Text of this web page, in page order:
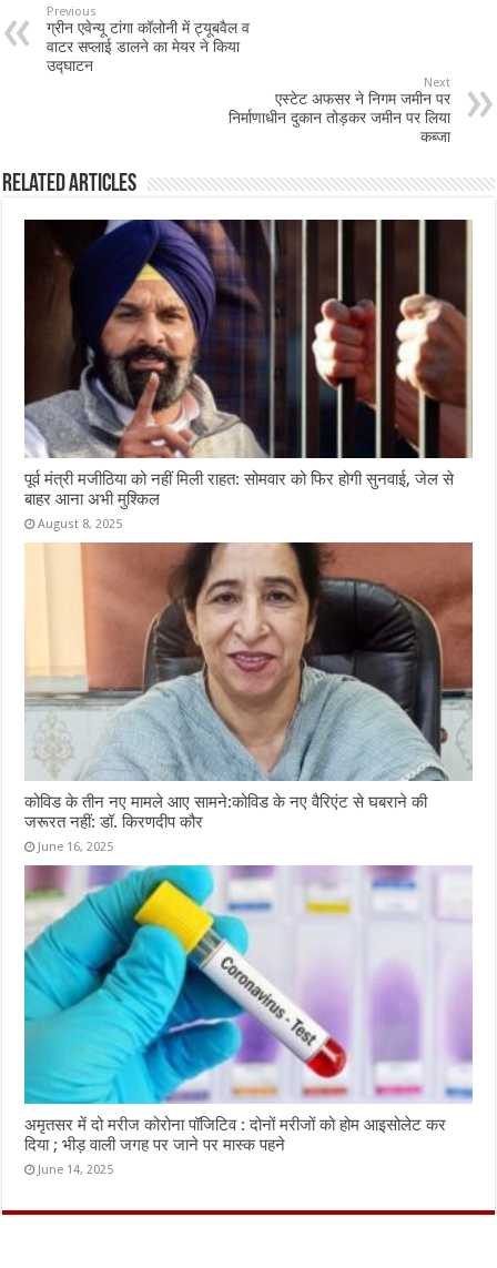
b
o
o
sA
p
Previous
ग्रीन एवेन्यू टांगा कॉलोनी में ट्यूबवैल व
वाटर सप्लाई डालने का मेयर ने किया
उद्घाटन
Next
एस्टेट अफसर ने निगम जमीन पर
निर्माणाधीन दुकान तोड़कर जमीन पर लिया
कब्जा
Related Articles
पूर्व मंत्री मजीठिया को नहीं मिली राहत: सोमवार को फिर होगी सुनवाई, जेल से
बाहर आना अभी मुश्किल
August 8, 2025
कोविड के तीन नए मामले आए सामने:कोविड के नए वैरिएंट से घबराने की
जरूरत नहीं: डॉ. किरणदीप कौर
June 16, 2025
अमृतसर में दो मरीज कोरोना पॉजिटिव : दोनों मरीजों को होम आइसोलेट कर
दिया ; भीड़ वाली जगह पर जाने पर मास्क पहने
June 14, 2025